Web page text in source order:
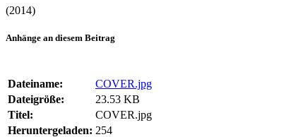
(2014)
Anhänge an diesem Beitrag
Dateiname:
COVER.jpg
Dateigröße:
23.53 KB
Titel:
COVER.jpg
Heruntergeladen: 254